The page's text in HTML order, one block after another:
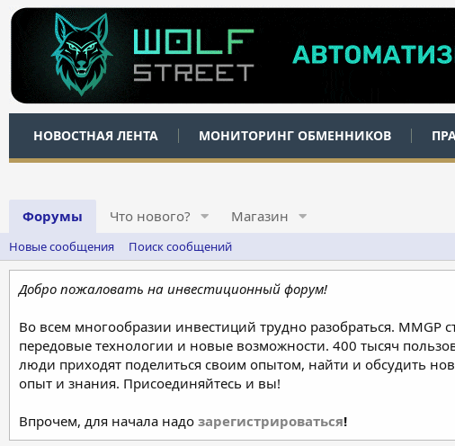
НОВОСТНАЯ ЛЕНТА МОНИТОРИНГ ОБМЕННИКОВ
Форумы Что нового? Магазин
Новые сообщения Поиск сообщений
Добро пожаловать на инвестиционный форум!
Во всем многообразии инвестиций трудно разобраться.
передовые технологии и новые возможности. 400 тысяч
люди приходят поделиться своим опытом, найти и обсудить
опыт и знания. Присоединяйтесь и вы!
Впрочем, для начала надо зарегистрироваться!